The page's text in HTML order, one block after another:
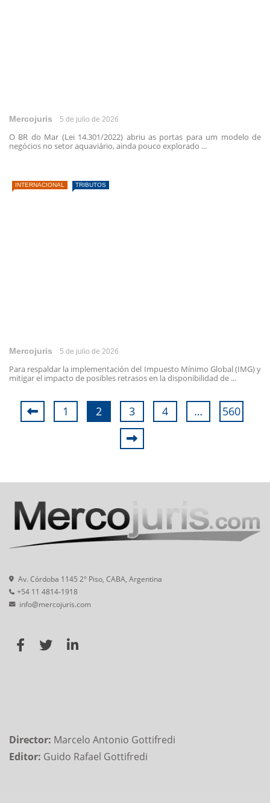
Mercojuris 5 de julio de 2026
O BR do Mar (Lei 14.301/2022) abriu as portas para um modelo de
negócios no setor aquaviário, ainda pouco explorado ...
INTERNACIONAL TRIBUTOS
Mercojuris 5 de julio de 2026
Para respaldar la implementación del Impuesto Mínimo Global (IMG) y
mitigar el impacto de posibles retrasos en la disponibilidad de ...
1 2 3 4 … 560
Av. Córdoba 1145 2° Piso, CABA, Argentina
+54 11 4814-1918
info@mercojuris.com
Director: Marcelo Antonio Gottifredi
Editor: Guido Rafael Gottifredi